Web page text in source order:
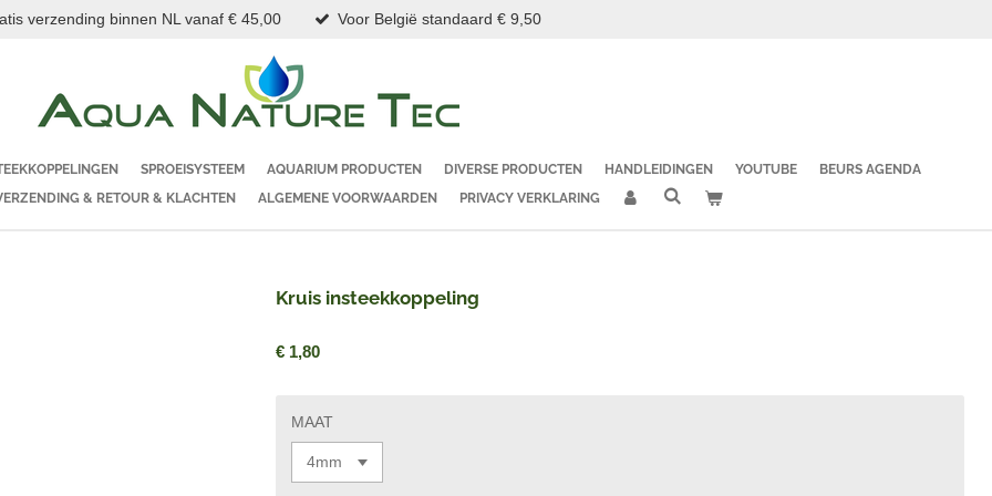
verzending binnen NL vanaf € 45,00 Voor België standaard € 9,50
SPROEISYSTEEM AQUARIUM PRODUCTEN DIVERSE PRODUCTEN HANDLEIDINGEN YOUTUBE
BEURS AGENDA
& RETOUR & KLACHTEN
ALGEMENE VOORWAARDEN PRIVACY VERKLARING
Kruis insteekkoppeling
€ 1,80
MAAT